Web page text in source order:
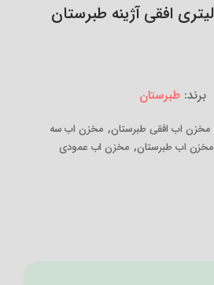
برند: طبرستان
مخزن اب افقی طبرستان, مخزن اب سه
مخزن اب طبرستان, مخزن اب عمودی